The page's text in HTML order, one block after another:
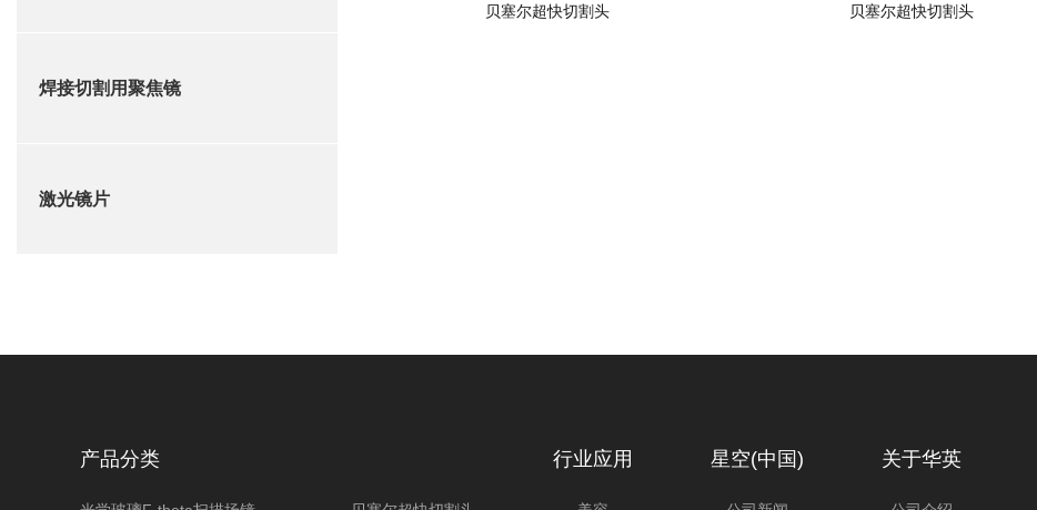
焊接切割用聚焦镜
激光镜片
贝塞尔超快切割头 贝塞尔超快切割头
产品分类 行业应用 星空(中国) 关于华英